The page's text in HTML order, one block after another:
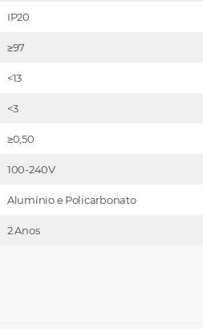
IP20
≥97
<13
<3
≥0,50
100-240V
Alumínio e Policarbonato
2 Anos